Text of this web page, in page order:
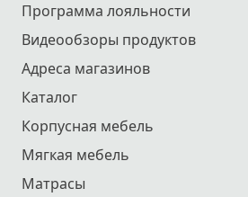
Программа лояльности
Видеообзоры продуктов
Адреса магазинов
Каталог
Корпусная мебель
Мягкая мебель
Матрасы